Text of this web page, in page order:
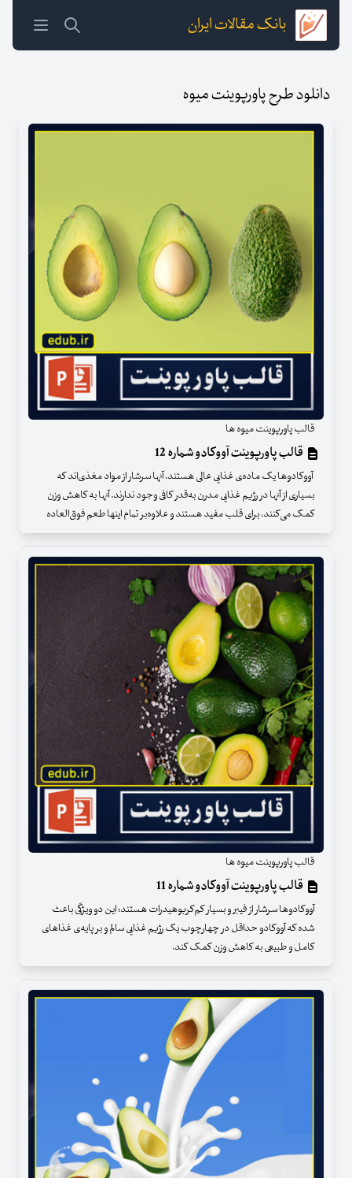
بانک مقالات ایران
دانلود طرح پاورپوینت میوه
قالب پاورپوینت میوه ها
قالب پاورپوینت آووکادو شماره 12
آووکادوها یک ماده‌ی غذایی عالی هستند. آنها سرشار از مواد مغذی‌اند که
بسیاری از آنها در رژیم غذایی مدرن به‌قدر کافی وجود ندارند. آنها به کاهش وزن
کمک می‌کنند، برای قلب مفید هستند و علاوه‌بر تمام اینها طعم فوق‌العاده
قالب پاورپوینت میوه ها
قالب پاورپوینت آووکادو شماره 11
آووکادوها سرشار از فیبر و بسیار کم‌کربوهیدرات هستند؛ این دو ویژگی باعث
شده که آووکادو حداقل در چهارچوب یک رژیم غذایی سالم و بر پایه‌ی غذاهای
کامل و طبیعی به کاهش وزن کمک کند.